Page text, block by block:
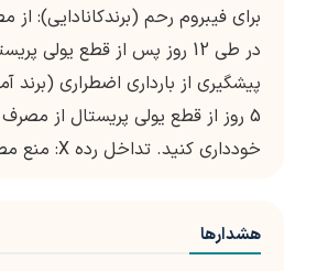
برای فیبروم رحم (برندکانادایی):
در طی 12 روز پس از قطع یولی
پیشگیری از بارداری اضطراری (برند
5 روز از قطع یولی پریستال از
خودداری کنید. تداخل رده X: منع مصرف همزمان
هشدارها